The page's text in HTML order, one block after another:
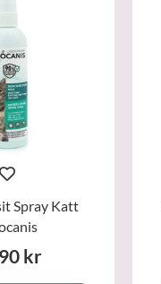
Spray Katt
kr